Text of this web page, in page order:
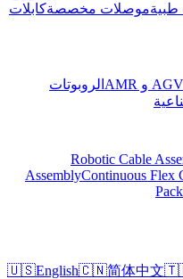
طبيةموصلات مخصصةكابلات
AGV و AMR
الروبوتات
Robotic Cable
AssemblyContinuous Flex
Pack
🇺🇸English🇨🇳简体中文